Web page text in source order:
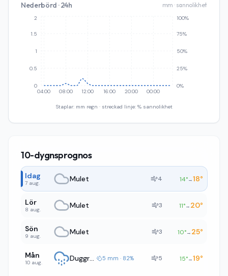
Nederbörd · 24h mm · sannolikhet
04:00 08:00 12:00 16:00 20:00 00:00
0
0.5
1
1.5
2
0%
25%
50%
75%
100%
Staplar: mm regn · streckad linje: % sannolikhet
10-dygnsprognos
Idag
7 aug. Mulet 4 14°→18°
Lör
8 aug. Mulet 3 11°→ 20°
Sön
9 aug. Mulet 3 10°→ 25°
Mån
10 aug. Duggregn 5 mm · 82% 5 15°→19°